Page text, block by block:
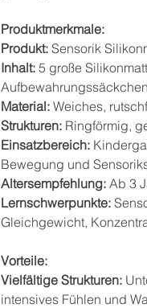
Produktmerkmale:
Produkt: Sensorik
Inhalt: 5 große
Aufbewahrungssäckchen
Material: Weiches,
Strukturen: Ringförmig,
Einsatzbereich:
Bewegung und
Altersempfehlung: Ab 3
Lernschwerpunkte:
Gleichgewicht,
Vorteile:
Vielfältige Strukturen:
intensives Fühlen und